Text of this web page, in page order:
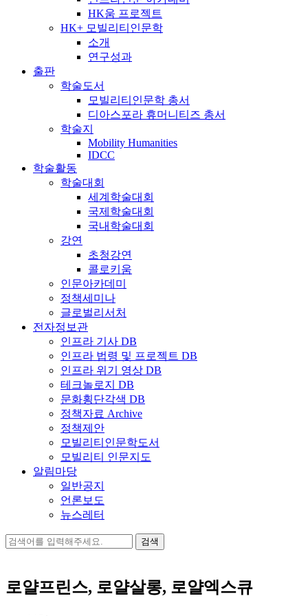
HK움 프로젝트
HK+ 모빌리티인문학
소개
연구성과
출판
학술도서
모빌리티인문학 총서
디아스포라 휴머니티즈 총서
학술지
Mobility Humanities
IDCC
학술활동
학술대회
세계학술대회
국제학술대회
국내학술대회
강연
초청강연
콜로키움
인문아카데미
정책세미나
글로벌리서처
전자정보관
인프라 기사 DB
인프라 법령 및 프로젝트 DB
인프라 위기 영상 DB
테크놀로지 DB
문화횡단각색 DB
정책자료 Archive
정책제안
모빌리티인문학도서
모빌리티 인문지도
알림마당
일반공지
언론보도
뉴스레터
검
로얄프린스, 로얄살롱, 로얄엑스큐